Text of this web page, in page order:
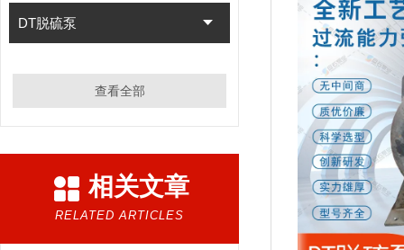
DT脱硫泵
查看全部
相关文章
RELATED ARTICLES